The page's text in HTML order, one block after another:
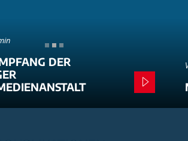
DER